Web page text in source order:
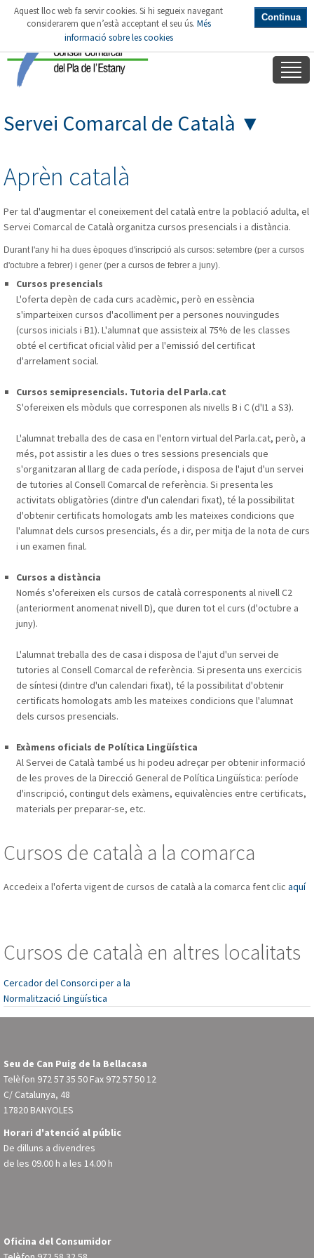
Servei Comarcal de Català ▼
Aprèn català
Per tal d'augmentar el coneixement del català entre la població adulta, el
Servei Comarcal de Català organitza cursos presencials i a distància.
Durant l'any hi ha dues èpoques d'inscripció als cursos: setembre (per a cursos
d'octubre a febrer) i gener (per a cursos de febrer a juny).
Cursos presencials
L'oferta depèn de cada curs acadèmic, però en essència
s'imparteixen cursos d'acolliment per a persones nouvingudes
(cursos inicials i B1). L'alumnat que assisteix al 75% de les classes
obté el certificat oficial vàlid per a l'emissió del certificat
d'arrelament social.
Cursos semipresencials. Tutoria del Parla.cat
S'ofereixen els mòduls que corresponen als nivells B i C (d'I1 a S3).
L'alumnat treballa des de casa en l'entorn virtual del Parla.cat, però, a
més, pot assistir a les dues o tres sessions presencials que
s'organitzaran al llarg de cada període, i disposa de l'ajut d'un servei
de tutories al Consell Comarcal de referència. Si presenta les
activitats obligatòries (dintre d'un calendari fixat), té la possibilitat
d'obtenir certificats homologats amb les mateixes condicions que
l'alumnat dels cursos presencials, és a dir, per mitja de la nota de curs
i un examen final.
Cursos a distància
Només s'ofereixen els cursos de català corresponents al nivell C2
(anteriorment anomenat nivell D), que duren tot el curs (d'octubre a
juny).
L'alumnat treballa des de casa i disposa de l'ajut d'un servei de
tutories al Consell Comarcal de referència. Si presenta uns exercicis
de síntesi (dintre d'un calendari fixat), té la possibilitat d'obtenir
certificats homologats amb les mateixes condicions que l'alumnat
dels cursos presencials.
Exàmens oficials de Política Lingüística
Al Servei de Català també us hi podeu adreçar per obtenir informació
de les proves de la Direcció General de Política Lingüística: període
d'inscripció, contingut dels exàmens, equivalències entre certificats,
materials per preparar-se, etc.
Cursos de català a la comarca
Accedeix a l'oferta vigent de cursos de català a la comarca fent clic aquí
Cursos de català en altres localitats
Cercador del Consorci per a la
Normalització Lingüística
Seu de Can Puig de la Bellacasa
Telèfon 972 57 35 50 Fax 972 57 50 12
C/ Catalunya, 48
17820 BANYOLES
Horari d'atenció al públic
De dilluns a divendres
de les 09.00 h a les 14.00 h
Oficina del Consumidor
Aquest lloc web fa servir cookies. Si hi segueix navegant
considerarem que n’està acceptant el seu ús. Més
informació sobre les cookies
Continua